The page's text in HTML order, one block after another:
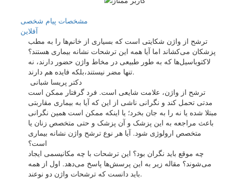
مشخصات پیام شخصی
آفلاين
ترشح از واژن شکایتی است که بسیاری از خانم‌ها را به مطب
پزشکان می‌کشاند اما آیا همه این ترشحات نشانه بیماری هستند؟
لا‌کتوباسیل‌ها که به طور طبیعی در مخاط واژن حضور دارند، نه
تنها مضر نیستند،‌بلکه فایده هم دارند.
‌‌‌‌ دکتر پریسا شبانی
ترشح از واژن، علامت شایعی است. فرد گرفتار ممکن است
مدتی تحمل کند و نگرانی ناشی از این که آیا به بیماری مقاربتی
مبتلا شده یا نه را به جان بخرد؛ یا اینکه ممکن است همین نگرانی
باعث مراجعه به این پزشک و آن پزشک و حتی متخصص زنان یا
متخصص ارولوژی شود. آیا هر نوع ترشح واژن نشانه بیماری
است؟
چه موقع باید نگران بود؟ این ترشحات با چه مکانیسمی ایجاد
می‌شوند؟ مقاله زیر به این پرسش‌ها پاسخ می‌دهد. اول از همه
باید دانست که ترشحات واژن دو نوعند.